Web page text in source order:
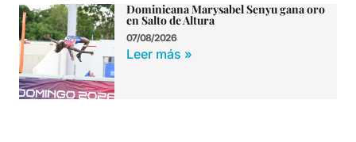
Dominicana Marysabel Senyu gana oro
en Salto de Altura
07/08/2026
Leer más »